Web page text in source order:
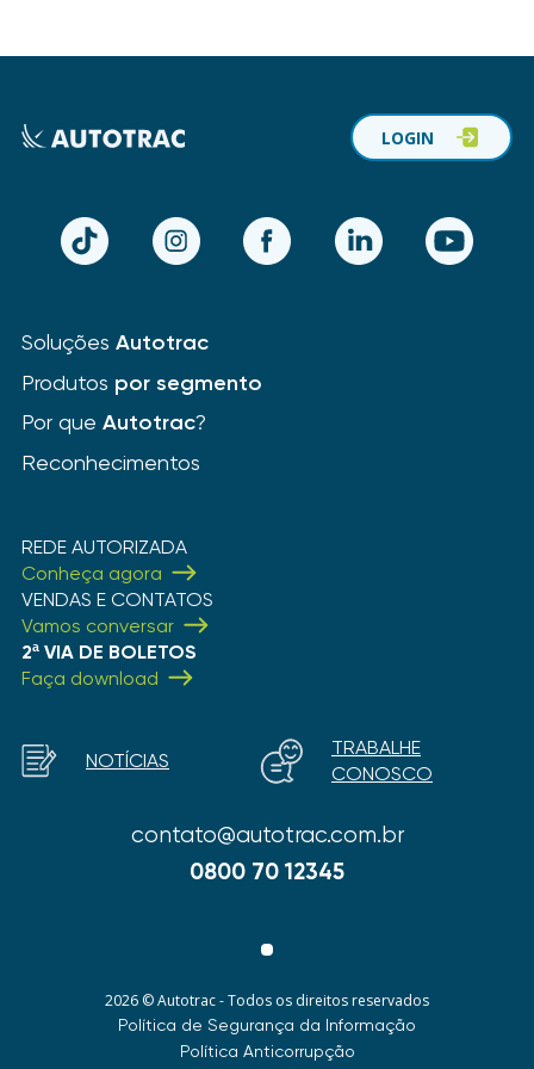
TikTok Instagram Facebook LinkedIn YouTube
LOGIN
Soluções Autotrac
Produtos por segmento
Por que Autotrac?
Reconhecimentos
REDE AUTORIZADA
Conheça agora
VENDAS E CONTATOS
Vamos conversar
2ª VIA DE BOLETOS
Faça download
contato@autotrac.com.br
0800 70 12345
NOTÍCIAS
TRABALHE
CONOSCO
2026 © Autotrac - Todos os direitos reservados
Política de Segurança da Informação
Política Anticorrupção